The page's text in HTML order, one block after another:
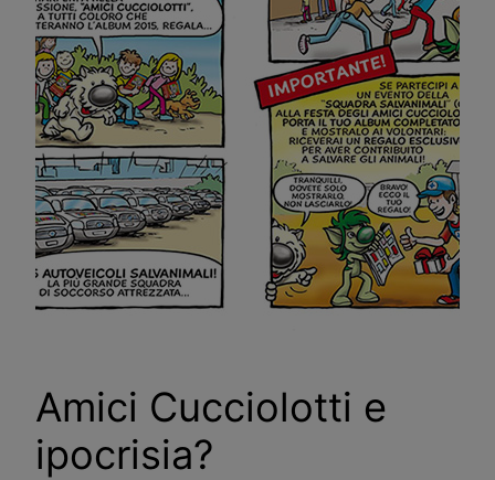
Amici Cucciolotti e
ipocrisia?